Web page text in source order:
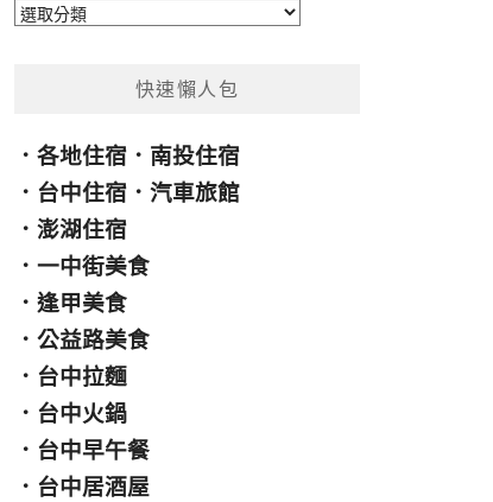
分
快速懶人包
．各地住宿 ． 南投住宿
． 台中住宿 ．汽車旅館
．澎湖住宿
．一中街美食
．逢甲美食
．公益路美食
． 台中拉麵
． 台中火鍋
． 台中早午餐
． 台中居酒屋